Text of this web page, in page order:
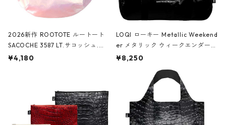
2026新作 ROOTOTE ルートート
SACOCHE 3587 LT.サコッシュ.ル
ミエ-B ショルダーバッグ グロスピ
¥4,180
LOQI ローキー Metallic Weekend
er メタリック ウィークエンダー
ボストンバッグ ショルダーバッグ
Black ジャン=ミッシェル・バスキ
ア/クラウン ブラック
¥8,250